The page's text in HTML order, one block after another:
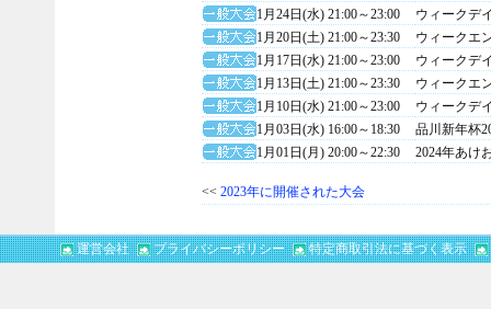
1月24日(水) 21:00～23:00
ウィークデ
1月20日(土) 21:00～23:30
ウィークエ
1月17日(水) 21:00～23:00
ウィークデ
1月13日(土) 21:00～23:30
ウィークエ
1月10日(水) 21:00～23:00
ウィークデ
1月03日(水) 16:00～18:30
品川新年杯
1月01日(月) 20:00～22:30
2024年あけ
<< 2023年に開催された大会
運営会社 プライバシーポリシー 特定商取引法に基づく表示